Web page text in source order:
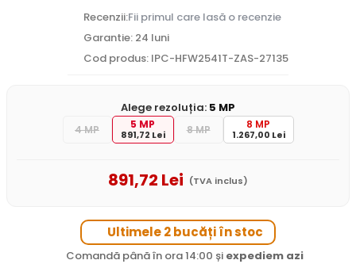
Recenzii:Fii primul care lasă o recenzie
Garantie: 24 luni
Cod produs: IPC-HFW2541T-ZAS-27135
Alege rezoluția: 5 MP
4 MP 5 MP
891,72 Lei 8 MP 8 MP
1.267,00 Lei
891,72 Lei (TVA inclus)
Ultimele 2 bucăți în stoc
Comandă până în ora 14:00 și expediem azi